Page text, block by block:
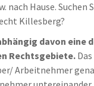
nach Hause. Suchen
Killesberg?
davon eine
Rechtsgebiete.
Arbeitnehmer